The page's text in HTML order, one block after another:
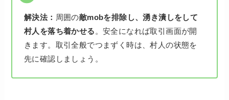
解決法： 周囲の敵mobを排除し、湧き潰しをして
村人を落ち着かせる 。安全になれば取引画面が開
きます。取引全般でつまずく時は、村人の状態を
先に確認しましょう。